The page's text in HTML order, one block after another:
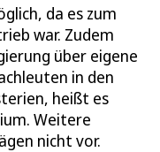
da es zum
war. Zudem
über eigene
in den
heißt es
Weitere
nicht vor.